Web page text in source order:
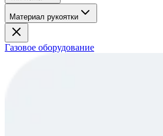
Материал рукоятки
Газовое оборудование